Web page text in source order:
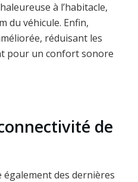
à l’habitacle,
du véhicule. Enfin,
réduisant les
pour un confort sonore
de
également des dernières